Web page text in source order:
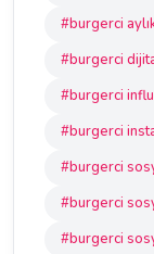
#burgerci
#burgerci
#burgerci
#burgerci
#burgerci
#burgerci
#burgerci